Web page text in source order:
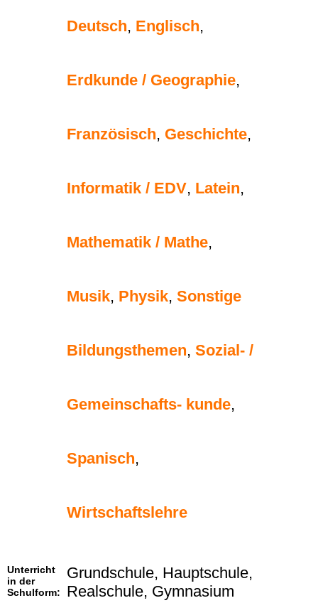
Deutsch, Englisch,
Erdkunde / Geographie,
Französisch, Geschichte,
Informatik / EDV, Latein,
Mathematik / Mathe,
Musik, Physik, Sonstige
Bildungsthemen, Sozial- /
Gemeinschafts- kunde,
Spanisch,
Wirtschaftslehre
Unterricht
in der
Schulform:
Grundschule, Hauptschule,
Realschule, Gymnasium